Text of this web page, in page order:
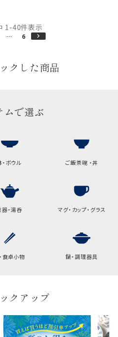
1 -40件表示
… 6
クした商品
ムで選ぶ
・ボウル ご飯茶碗 ・丼
器・湯呑 マグ・カップ・グラス
食卓小物 鍋・調理器具
クアップ